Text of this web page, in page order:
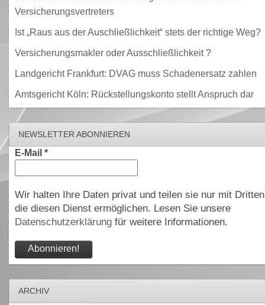
Versicherungsvertreters
Ist „Raus aus der Auschließlichkeit“ stets der richtige Weg?
Versicherungsmakler oder Ausschließlichkeit ?
Landgericht Frankfurt: DVAG muss Schadenersatz zahlen
Amtsgericht Köln: Rückstellungskonto stellt Anspruch dar
NEWSLETTER ABONNIEREN
E-Mail *
Wir halten Ihre Daten privat und teilen sie nur mit
die diesen Dienst ermöglichen. Lesen Sie unsere
Datenschutzerklärungfür weitere Informationen.
ARCHIV